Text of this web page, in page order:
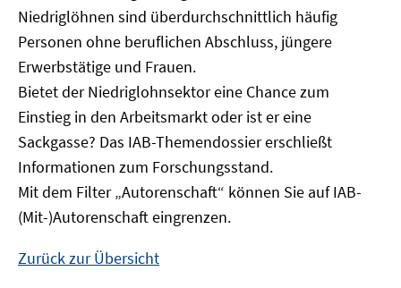
Niedriglöhnen sind überdurchschnittlich häufig
Personen ohne beruflichen Abschluss, jüngere
Erwerbstätige und Frauen.
Bietet der Niedriglohnsektor eine Chance zum
Einstieg in den Arbeitsmarkt oder ist er eine
Sackgasse? Das IAB-Themendossier erschließt
Informationen zum Forschungsstand.
Mit dem Filter „Autorenschaft“ können Sie auf IAB-
(Mit-)Autorenschaft eingrenzen.
Zurück zur Übersicht